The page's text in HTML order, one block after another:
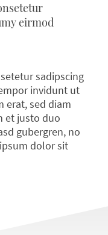
eirmod
sadipscing
invidunt ut
erat, sed diam
et justo duo
gubergren, no
dolor sit